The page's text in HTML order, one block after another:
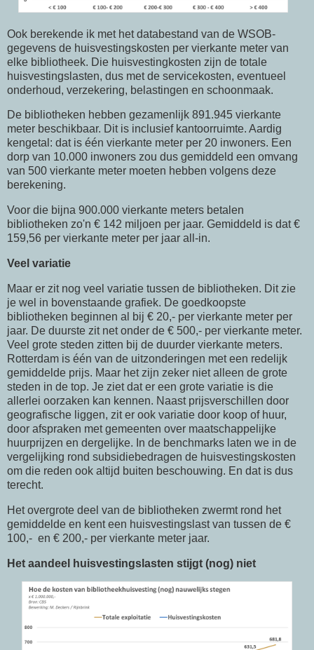
Ook berekende ik met het databestand van de WSOB-
gegevens de huisvestingskosten per vierkante meter van
elke bibliotheek. Die huisvestingkosten zijn de totale
huisvestingslasten, dus met de servicekosten, eventueel
onderhoud, verzekering, belastingen en schoonmaak.
De bibliotheken hebben gezamenlijk 891.945 vierkante
meter beschikbaar. Dit is inclusief kantoorruimte. Aardig
kengetal: dat is één vierkante meter per 20 inwoners. Een
dorp van 10.000 inwoners zou dus gemiddeld een omvang
van 500 vierkante meter moeten hebben volgens deze
berekening.
Voor die bijna 900.000 vierkante meters betalen
bibliotheken zo'n € 142 miljoen per jaar. Gemiddeld is dat €
159,56 per vierkante meter per jaar all-in.
Veel variatie
Maar er zit nog veel variatie tussen de bibliotheken. Dit zie
je wel in bovenstaande grafiek. De goedkoopste
bibliotheken beginnen al bij € 20,- per vierkante meter per
jaar. De duurste zit net onder de € 500,- per vierkante meter.
Veel grote steden zitten bij de duurder vierkante meters.
Rotterdam is één van de uitzonderingen met een redelijk
gemiddelde prijs. Maar het zijn zeker niet alleen de grote
steden in de top. Je ziet dat er een grote variatie is die
allerlei oorzaken kan kennen. Naast prijsverschillen door
geografische liggen, zit er ook variatie door koop of huur,
door afspraken met gemeenten over maatschappelijke
huurprijzen en dergelijke. In de benchmarks laten we in de
vergelijking rond subsidiebedragen de huisvestingskosten
om die reden ook altijd buiten beschouwing. En dat is dus
terecht.
Het overgrote deel van de bibliotheken zwermt rond het
gemiddelde en kent een huisvestingslast van tussen de €
100,- en € 200,- per vierkante meter jaar.
Het aandeel huisvestingslasten stijgt (nog) niet